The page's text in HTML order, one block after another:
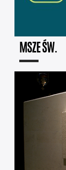
MSZE ŚW.